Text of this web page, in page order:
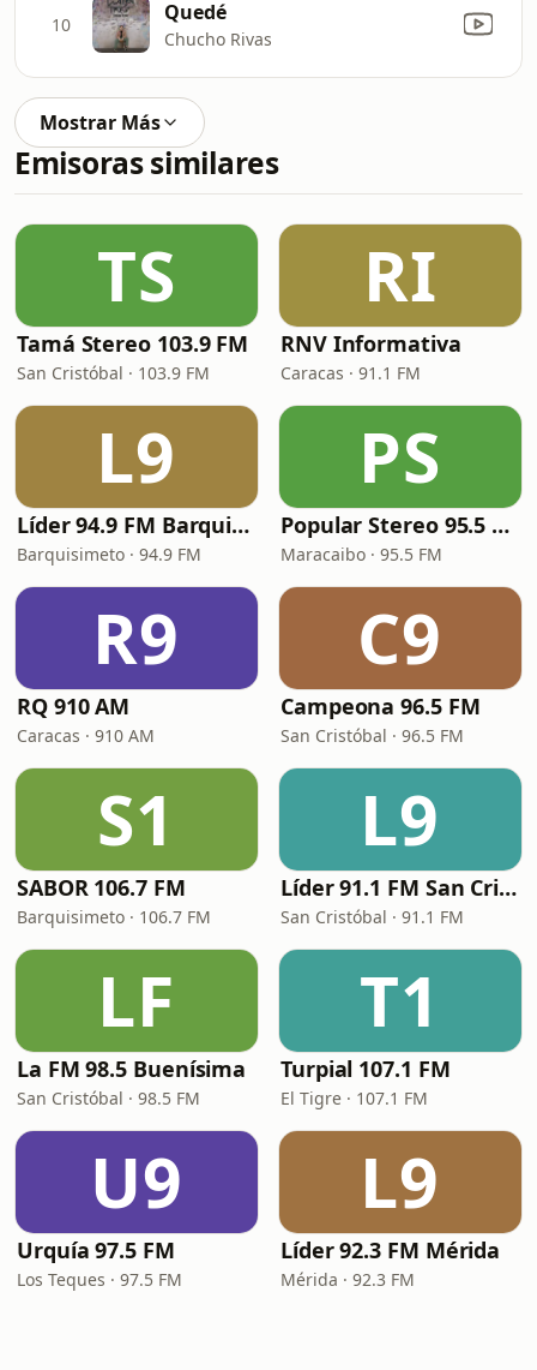
10 Quedé
Chucho Rivas
Mostrar Más
Emisoras similares
TS
Tamá Stereo 103.9 FM
San Cristóbal · 103.9 FM
RI
RNV Informativa
Caracas · 91.1 FM
L9
Líder 94.9 FM Barquisimeto
Barquisimeto · 94.9 FM
PS
Popular Stereo 95.5 FM
Maracaibo · 95.5 FM
R9
RQ 910 AM
Caracas · 910 AM
C9
Campeona 96.5 FM
San Cristóbal · 96.5 FM
S1
SABOR 106.7 FM
Barquisimeto · 106.7 FM
L9
Líder 91.1 FM San Cristóbal
San Cristóbal · 91.1 FM
LF
La FM 98.5 Buenísima
San Cristóbal · 98.5 FM
T1
Turpial 107.1 FM
El Tigre · 107.1 FM
U9
Urquía 97.5 FM
Los Teques · 97.5 FM
L9
Líder 92.3 FM Mérida
Mérida · 92.3 FM